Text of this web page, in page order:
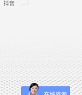
抖音